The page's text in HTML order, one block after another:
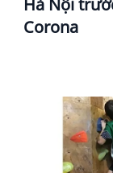
Corona
News image